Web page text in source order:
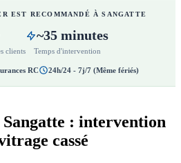
EST RECOMMANDÉ À SANGATTE
clients
~35 minutes
Temps d'intervention
RC 24h/24 - 7j/7 (Même fériés)
: intervention
cassé